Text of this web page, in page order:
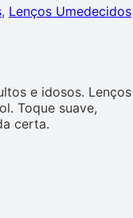
, Lenços Umedecidos
e idosos. Lenços
Toque suave,
certa.